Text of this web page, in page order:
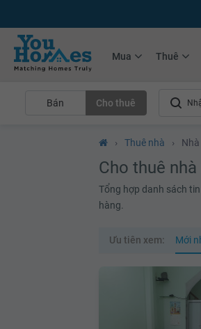
Mua Thuê
Bán Cho thuê
› Thuê nhà ›
Cho thuê nhà
Tổng hợp danh sách
hàng.
Ưu tiên xem: Mới